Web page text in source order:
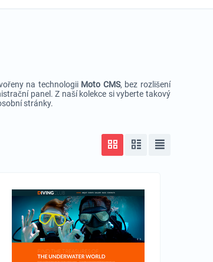
na technologii Moto CMS, bez rozlišení
panel. Z naší kolekce si vyberte takový
stránky.